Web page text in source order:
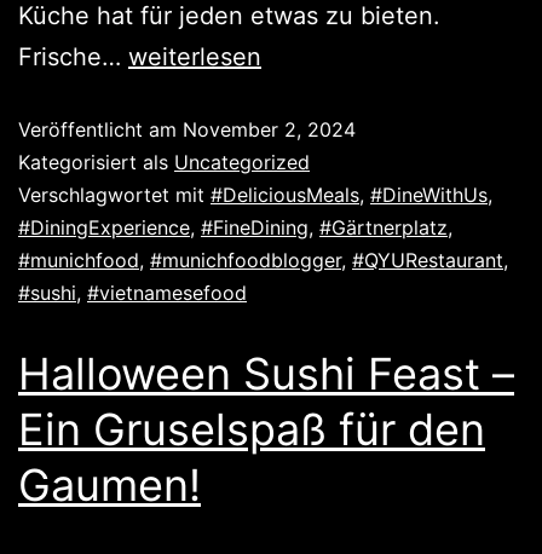
Küche hat für jeden etwas zu bieten.
Frische… weiterlesen
Veröffentlicht am November 2, 2024
Kategorisiert als Uncategorized
Verschlagwortet mit #DeliciousMeals, #DineWithUs,
#DiningExperience, #FineDining, #Gärtnerplatz,
#munichfood, #munichfoodblogger, #QYURestaurant,
#sushi, #vietnamesefood
Halloween Sushi Feast –
Ein Gruselspaß für den
Gaumen!